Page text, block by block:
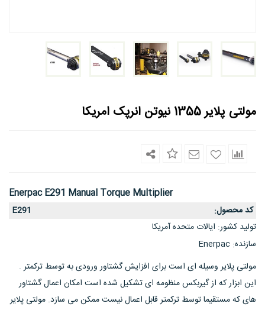
مولتی پلایر 1355 نیوتن انرپک امریکا
Enerpac E291 Manual Torque Multiplier
کد محصول:
E291
تولید کشور: ایالات متحده آمریکا
سازنده:
Enerpac
مولتی پلایر وسیله ای است برای افزایش گشتاور ورودی به توسط ترکمتر .
این ابزار که از گیربکس منظومه ای تشکیل شده است امکان اعمال گشتاور
های که مستقیما توسط ترکمتر قابل اعمال نیست ممکن می سازد. مولتی پلایر